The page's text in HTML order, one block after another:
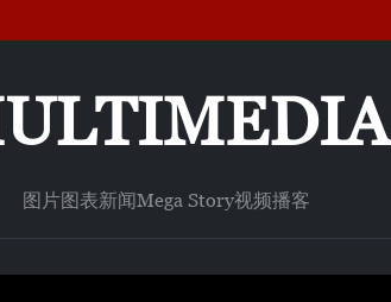
图片图表新闻Mega Story视频播客